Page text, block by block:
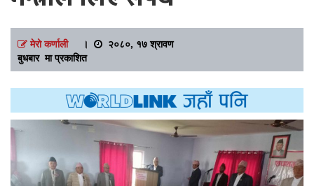
मेरो कर्णाली।
२०८०, १७ श्रावण
बुधबार मा प्रकाशित